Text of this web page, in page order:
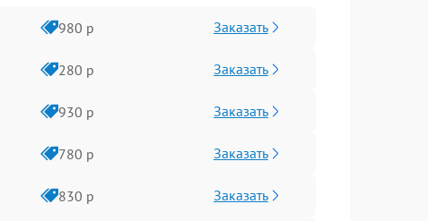
980 р Заказать
280 р Заказать
930 р Заказать
780 р Заказать
830 р Заказать